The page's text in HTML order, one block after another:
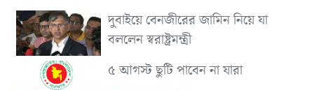
দুবাইয়ে বেনজীরের জামিন নিয়ে যা
বললেন স্বরাষ্ট্রমন্ত্রী
৫ আগস্ট ছুটি পাবেন না যারা